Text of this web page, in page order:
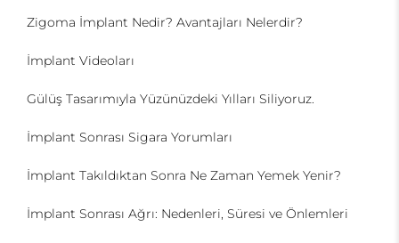
Zigoma İmplant Nedir? Avantajları Nelerdir?
İmplant Videoları
Gülüş Tasarımıyla Yüzünüzdeki Yılları Siliyoruz.
İmplant Sonrası Sigara Yorumları
İmplant Takıldıktan Sonra Ne Zaman Yemek Yenir?
İmplant Sonrası Ağrı: Nedenleri, Süresi ve Önlemleri